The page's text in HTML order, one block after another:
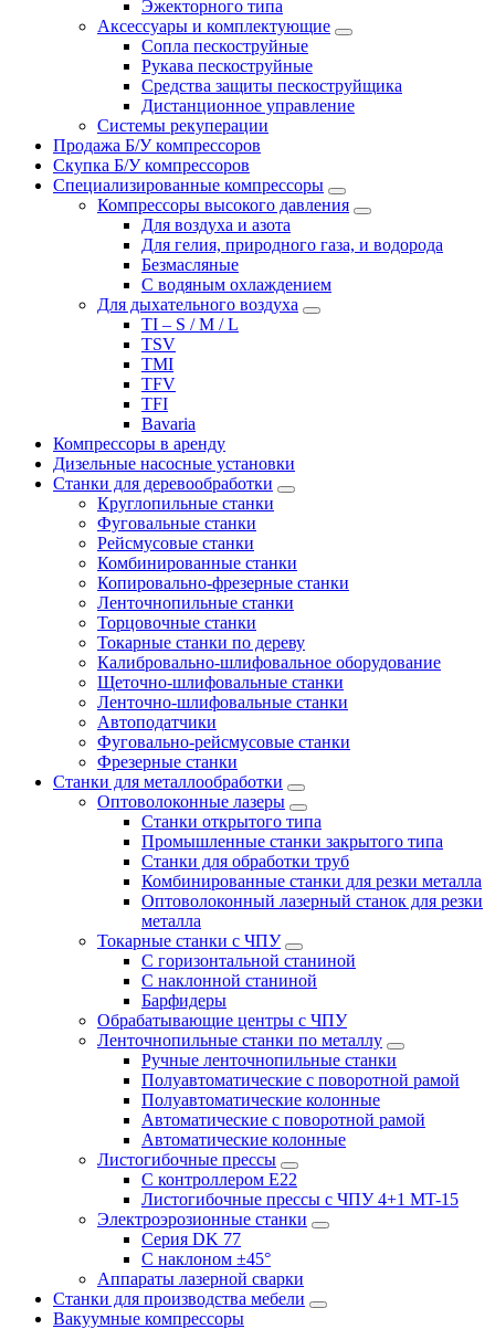
Эжекторного типа
Аксессуары и комплектующие
Сопла пескоструйные
Рукава пескоструйные
Средства защиты пескоструйщика
Дистанционное управление
Системы рекуперации
Продажа Б/У компрессоров
Скупка Б/У компрессоров
Специализированные компрессоры
Компрессоры высокого давления
Для воздуха и азота
Для гелия, природного газа, и водорода
Безмасляные
С водяным охлаждением
Для дыхательного воздуха
TI – S / M / L
TSV
TMI
TFV
TFI
Bavaria
Компрессоры в аренду
Дизельные насосные установки
Станки для деревообработки
Круглопильные станки
Фуговальные станки
Рейсмусовые станки
Комбинированные станки
Копировально-фрезерные станки
Ленточнопильные станки
Торцовочные станки
Токарные станки по дереву
Калибровально-шлифовальное оборудование
Щеточно-шлифовальные станки
Ленточно-шлифовальные станки
Автоподатчики
Фуговально-рейсмусовые станки
Фрезерные станки
Станки для металлообработки
Оптоволоконные лазеры
Станки открытого типа
Промышленные станки закрытого типа
Станки для обработки труб
Комбинированные станки для резки металла
Оптоволоконный лазерный станок для резки
металла
Токарные станки с ЧПУ
С горизонтальной станиной
С наклонной станиной
Барфидеры
Обрабатывающие центры с ЧПУ
Ленточнопильные станки по металлу
Ручные ленточнопильные станки
Полуавтоматические с поворотной рамой
Полуавтоматические колонные
Автоматические с поворотной рамой
Автоматические колонные
Листогибочные прессы
С контроллером E22
Листогибочные прессы с ЧПУ 4+1 MT-15
Электроэрозионные станки
Серия DK 77
С наклоном ±45°
Аппараты лазерной сварки
Станки для производства мебели
Вакуумные компрессоры